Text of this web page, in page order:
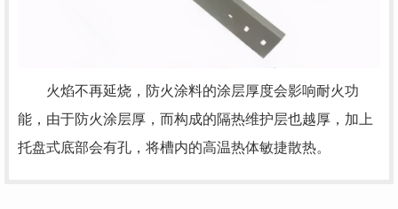
火焰不再延烧，防火涂料的涂层厚度会影响耐火功
能，由于防火涂层厚，而构成的隔热维护层也越厚，加上
托盘式底部会有孔，将槽内的高温热体敏捷散热。